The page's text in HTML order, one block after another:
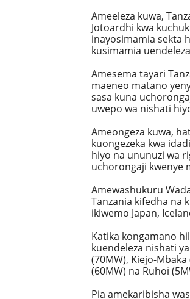
Ameeleza kuwa,
Jotoardhi kwa
inayosimamia sekta
kusimamia
Amesema tayari
maeneo matano
sasa kuna
uwepo wa nishati
Ameongeza kuwa,
kuongezeka kwa
hiyo na ununuzi wa
uchorongaji kwenye
Amewashukuru
Tanzania kifedha na
ikiwemo Japan,
Katika kongamano
kuendeleza nishati
(70MW), Kiejo-
(60MW) na Ruhoi
Pia amekaribisha